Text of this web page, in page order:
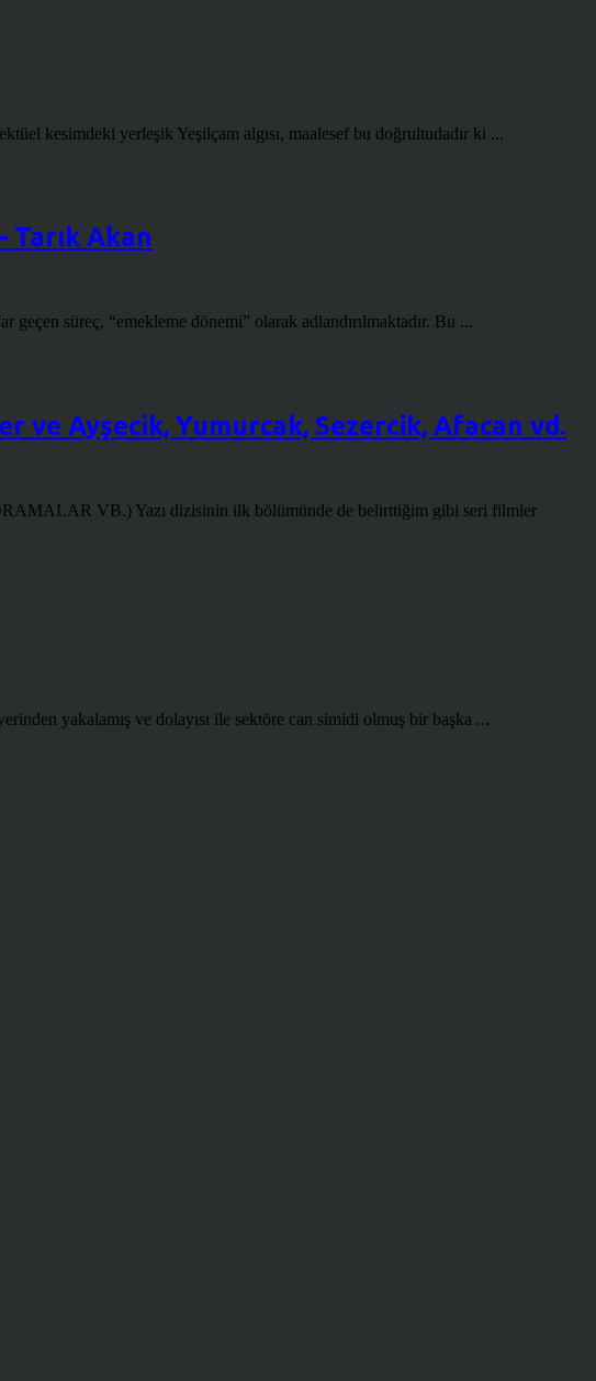
kesimdeki yerleşik Yeşilçam algısı, maalesef bu doğrultudadır ki ...
Tarık Akan
geçen süreç, “emekleme dönemi” olarak adlandırılmaktadır. Bu ...
ve Ayşecik, Yumurcak, Sezercik, Afacan vd.
VB.) Yazı dizisinin ilk bölümünde de belirttiğim gibi seri filmler
yakalamış ve dolayısı ile sektöre can simidi olmuş bir başka ...